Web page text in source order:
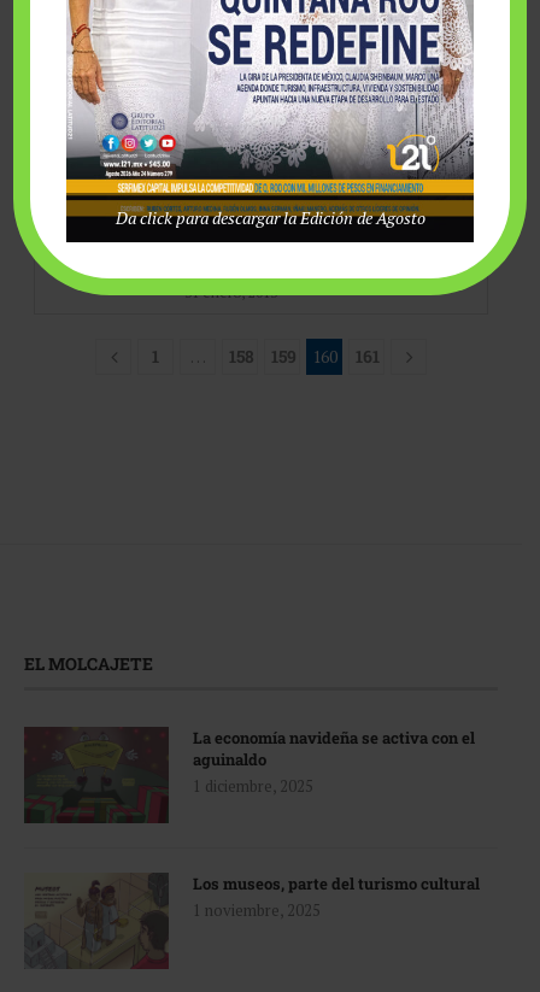
DESDE EL TINTERO
CUARTO DE HUÉSPEDES
Cuarto de Huéspedes
Sergio González
X Columnas
Dragon Mart y las inversiones
31 enero, 2013
1 … 158 159 160 161
EL MOLCAJETE
La economía navideña se activa con el
aguinaldo
1 diciembre, 2025
Los museos, parte del turismo cultural
1 noviembre, 2025
Da click para descargar la Edición de Agosto